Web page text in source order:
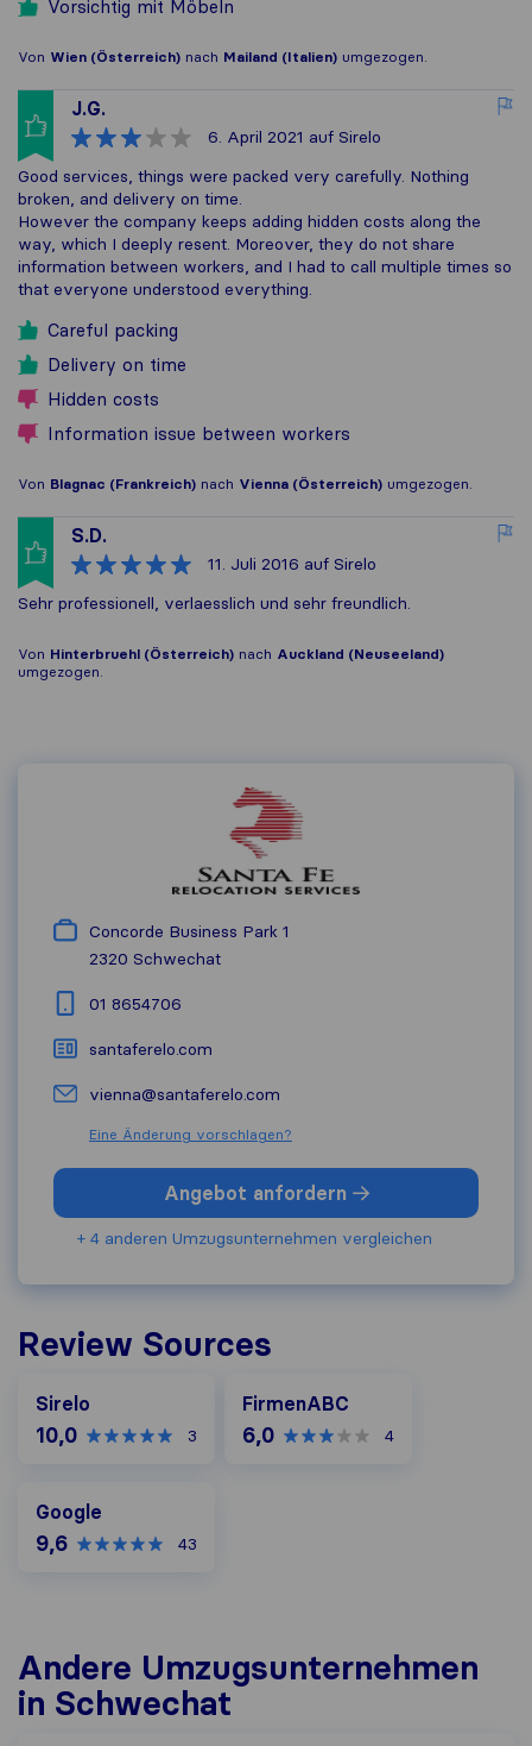
Vorsichtig mit Möbeln
Von Wien (Österreich) nach Mailand (Italien) umgezogen.
J.G.
6. April 2021 auf Sirelo
Good services, things were packed very carefully. Nothing
broken, and delivery on time.
However the company keeps adding hidden costs along the
way, which I deeply resent. Moreover, they do not share
information between workers, and I had to call multiple times so
that everyone understood everything.
Careful packing
Delivery on time
Hidden costs
Information issue between workers
Von Blagnac (Frankreich) nach Vienna (Österreich) umgezogen.
S.D.
11. Juli 2016 auf Sirelo
Sehr professionell, verlaesslich und sehr freundlich.
Von Hinterbruehl (Österreich) nach Auckland (Neuseeland)
umgezogen.
Concorde Business Park 1
2320 Schwechat
01 8654706
santaferelo.com
vienna@santaferelo.com
Eine Änderung vorschlagen?
Angebot anfordern
+ 4 anderen Umzugs​unternehmen vergleichen
Review Sources
Sirelo
10,0 3
FirmenABC
6,0 4
Google
9,6 43
Andere Umzugs​unternehmen
in Schwechat